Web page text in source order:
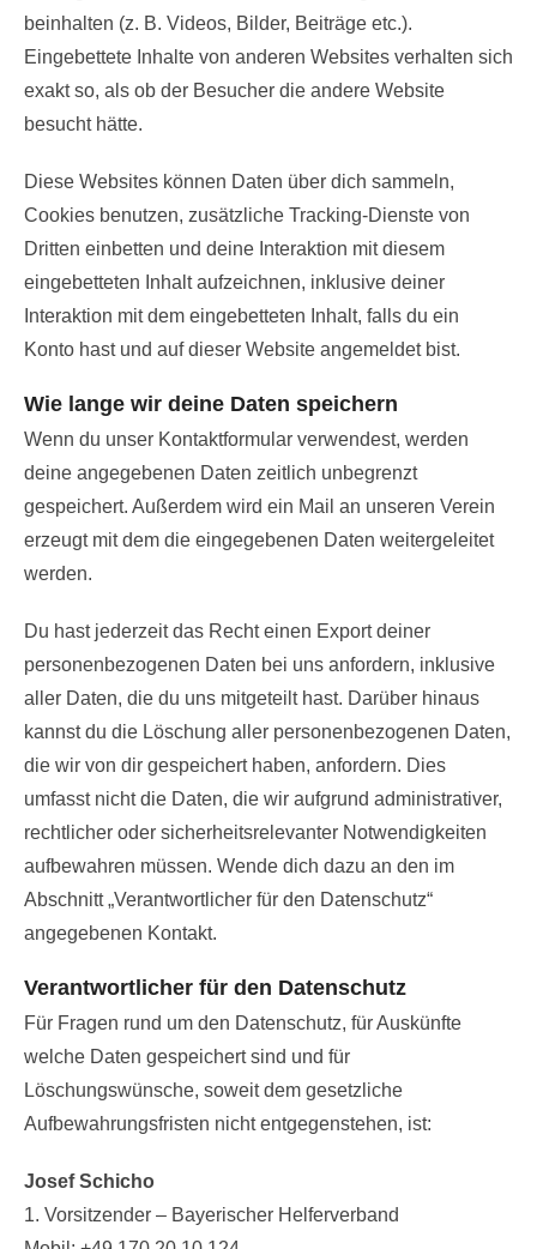
beinhalten (z. B. Videos, Bilder, Beiträge etc.).
Eingebettete Inhalte von anderen Websites verhalten sich
exakt so, als ob der Besucher die andere Website
besucht hätte.
Diese Websites können Daten über dich sammeln,
Cookies benutzen, zusätzliche Tracking-Dienste von
Dritten einbetten und deine Interaktion mit diesem
eingebetteten Inhalt aufzeichnen, inklusive deiner
Interaktion mit dem eingebetteten Inhalt, falls du ein
Konto hast und auf dieser Website angemeldet bist.
Wie lange wir deine Daten speichern
Wenn du unser Kontaktformular verwendest, werden
deine angegebenen Daten zeitlich unbegrenzt
gespeichert. Außerdem wird ein Mail an unseren Verein
erzeugt mit dem die eingegebenen Daten weitergeleitet
werden.
Du hast jederzeit das Recht einen Export deiner
personenbezogenen Daten bei uns anfordern, inklusive
aller Daten, die du uns mitgeteilt hast. Darüber hinaus
kannst du die Löschung aller personenbezogenen Daten,
die wir von dir gespeichert haben, anfordern. Dies
umfasst nicht die Daten, die wir aufgrund administrativer,
rechtlicher oder sicherheitsrelevanter Notwendigkeiten
aufbewahren müssen. Wende dich dazu an den im
Abschnitt „Verantwortlicher für den Datenschutz“
angegebenen Kontakt.
Verantwortlicher für den Datenschutz
Für Fragen rund um den Datenschutz, für Auskünfte
welche Daten gespeichert sind und für
Löschungswünsche, soweit dem gesetzliche
Aufbewahrungsfristen nicht entgegenstehen, ist:
Josef Schicho
1. Vorsitzender – Bayerischer Helferverband